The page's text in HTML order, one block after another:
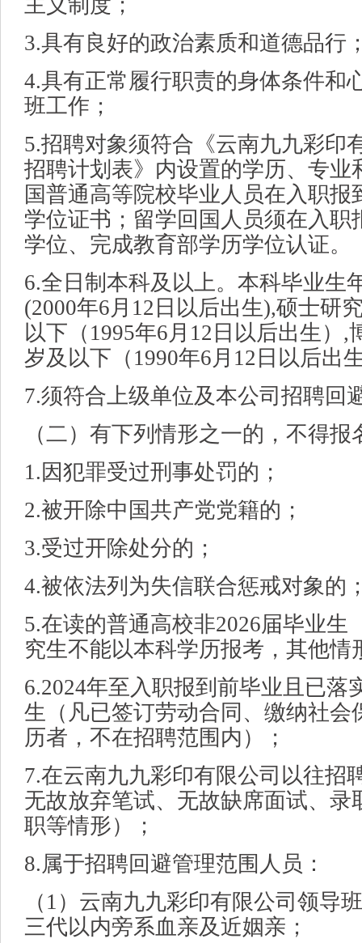
主义制度；
3.具有良好的政治素质和道德品行
4.具有正常履行职责的身体条件和
班工作；
5.招聘对象须符合《云南九九彩印
招聘计划表》内设置的学历、专业
国普通高等院校毕业人员在入职
学位证书；留学回国人员须在入职
学位、完成教育部学历学位认证。
6.全日制本科及以上。本科毕业生
(2000年6月12日以后出生),硕士研
以下（1995年6月12日以后出生）,
岁及以下（1990年6月12日以后出
7.须符合上级单位及本公司招聘回
（二）有下列情形之一的，不得报
1.因犯罪受过刑事处罚的；
2.被开除中国共产党党籍的；
3.受过开除处分的；
4.被依法列为失信联合惩戒对象的
5.在读的普通高校非2026届毕业生
究生不能以本科学历报考，其他情
6.2024年至入职报到前毕业且已落
生（凡已签订劳动合同、缴纳社会
历者，不在招聘范围内）；
7.在云南九九彩印有限公司以往招
无故放弃笔试、无故缺席面试、录
职等情形）；
8.属于招聘回避管理范围人员：
（1）云南九九彩印有限公司领导
三代以内旁系血亲及近姻亲；